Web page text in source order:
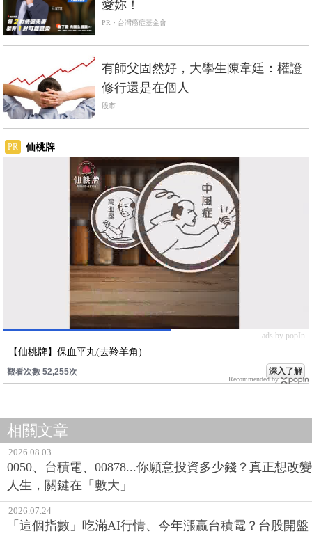
愛妳！
PR・台灣癌症基金會
有師父固然好，大學生陳韋廷：權證
修行還是在個人
股市
PR 仙桃牌
ads by popIn
【仙桃牌】保血平丸(去羚羊角)
觀看次數 52,255次 深入了解
Recommended by
相關文章
2026.08.03
0050、台積電、00878...你願意投資多少錢？真正想改變
人生，關鍵在「數大」
2026.07.24
「這個指數」吃滿AI行情、今年漲贏台積電？台股開盤